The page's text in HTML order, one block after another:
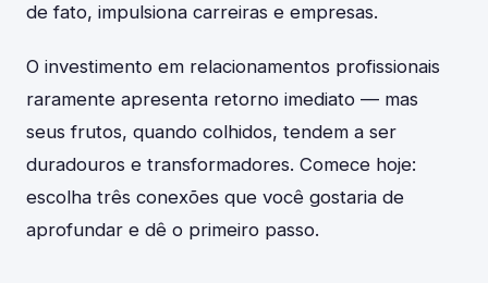
de fato, impulsiona carreiras e empresas.
O investimento em relacionamentos profissionais
raramente apresenta retorno imediato — mas
seus frutos, quando colhidos, tendem a ser
duradouros e transformadores. Comece hoje:
escolha três conexões que você gostaria de
aprofundar e dê o primeiro passo.